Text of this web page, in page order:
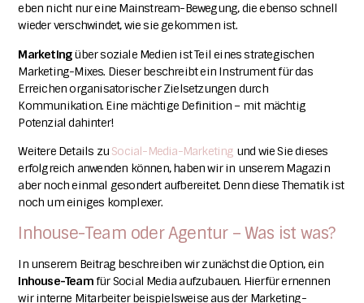
eben nicht nur eine Mainstream-Bewegung, die ebenso schnell
wieder verschwindet, wie sie gekommen ist.
Marketingüber soziale Medien ist Teil eines strategischen
Marketing-Mixes. Dieser beschreibt ein Instrument für das
Erreichen organisatorischer Zielsetzungen durch
Kommunikation. Eine mächtige Definition – mit mächtig
Potenzial dahinter!
Weitere Details zu Social-Media-Marketing und wie Sie dieses
erfolgreich anwenden können, haben wir in unserem Magazin
aber noch einmal gesondert aufbereitet. Denn diese Thematik ist
noch um einiges komplexer.
Inhouse-Team oder Agentur – Was ist was?
In unserem Beitrag beschreiben wir zunächst die Option, ein
Inhouse-Teamfür Social Media aufzubauen. Hierfür ernennen
wir interne Mitarbeiter beispielsweise aus der Marketing-